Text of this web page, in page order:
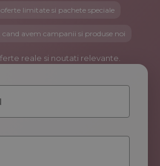
limitate si pachete speciale
avem campanii si produse noi
reale si noutati relevante.